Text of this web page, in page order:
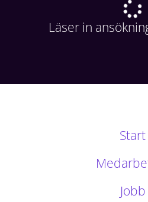
Läser in
Start
Jobb